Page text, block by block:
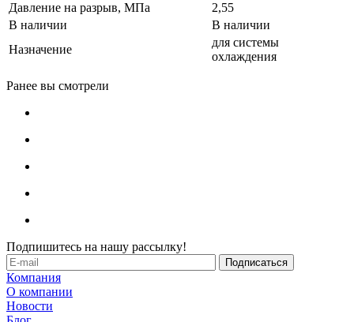
Давление на разрыв, МПа
2,55
В наличии
В наличии
Назначение
для системы
охлаждения
Ранее вы смотрели
Подпишитесь на нашу рассылку!
Компания
О компании
Новости